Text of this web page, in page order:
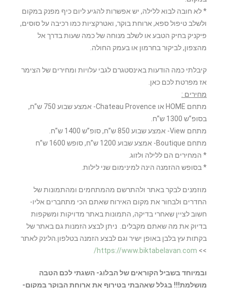
* לא חובה לבוא ללילה, יש אפשרות להגיע ליום כיף מפנק במקום
ולשלב טיפול ספא, ארוחת בוקר, ואטרקציות כמו רכיבה על סוסים,
פיקניק בחיק הטבע או לשלב מנוחה של כמה שעות בדרך אל
מהצפון, לביקור בחרמון או בעמק החולה.
קיבלתי כמה הודעות באינסטגרם לגבי עלויות ומחירים של הצימר
אז מפרטת לכם כאן.
מחירים :
מתחם HOME או Chateau Provence- אמצע שבוע 750 ש”ח,
בסופ”ש 1300 ש”ח.
מתחם View- אמצע שבוע 850 ש”ח, סופ”ש 1400 ש”ח.
מתחם Boutique- אמצע שבוע 1200 ש”ח, סופש 1600 ש”ח
* המחירים הם ללילה ולזוג.
* בסופש ההזמנה הינה למינימום שני לילות.
מוזמנים לבקר באתר ולהתרשם מהמתחמים ומהתמונות של
החדרים ולבחור את מקום האירוח שאתם הכי מתחברים אליו-
חשוב לציין שאחרי בדיקה, התמונות באתר מדויקות ומשקפות
בדיוק את מה שאתם מקבלים. ניתן לבצע הזמנות גם באתר של
בקתות עץ בלבן באופן ישיר וגם לבצע הזמנה בטלפון.הלינק לאתר
>>
https://www.biktabelavan.com/
ובמיוחד בשביל הקוראים של הבלוג- השגתי לכם הטבה
מושלמת!!! בגלל שאהבתי בטירוף את ארוחת הבוקר במקום-